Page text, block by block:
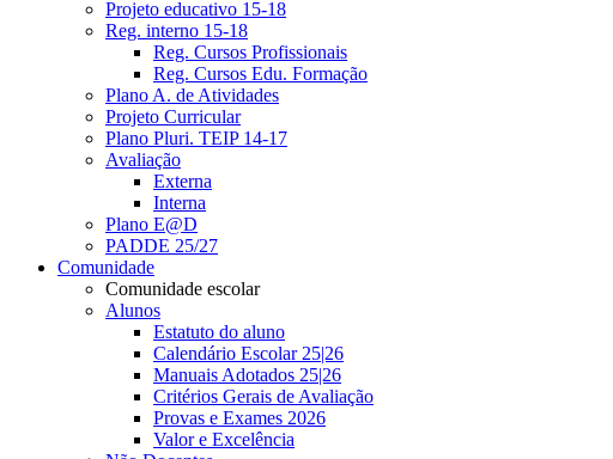
Projeto educativo 15-18
Reg. interno 15-18
Reg. Cursos Profissionais
Reg. Cursos Edu. Formação
Plano A. de Atividades
Projeto Curricular
Plano Pluri. TEIP 14-17
Avaliação
Externa
Interna
Plano E@D
PADDE 25/27
Comunidade
Comunidade escolar
Alunos
Estatuto do aluno
Calendário Escolar 25|26
Manuais Adotados 25|26
Critérios Gerais de Avaliação
Provas e Exames 2026
Valor e Excelência